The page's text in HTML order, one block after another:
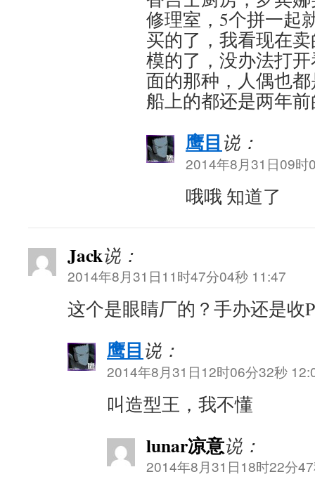
修理室，5个拼一起
买的了，我看现在
模的了，没办法打
面的那种，人偶也
船上的都还是两年
鹰目 说：
2014年8月31日09时
哦哦 知道了
Jack说：
2014年8月31日11时47分04秒 11:47
这个是眼睛厂的？手办还是收
鹰目 说：
2014年8月31日12时06分32秒
叫造型王，我不懂
lunar凉意说：
2014年8月31日18时22分